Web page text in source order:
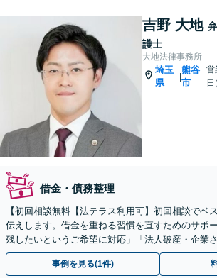
吉野 大地 弁
護士
大地法律事務所
埼玉
県
|
熊谷
市
営
日
借金・債務整理
【初回相談無料【法テラス利用可】初回相談でベ
伝えします。借金を重ねる習慣を直すためのサポ
残したいというご希望に対応」「法人破産・企業
します」
事例を見る(1件)